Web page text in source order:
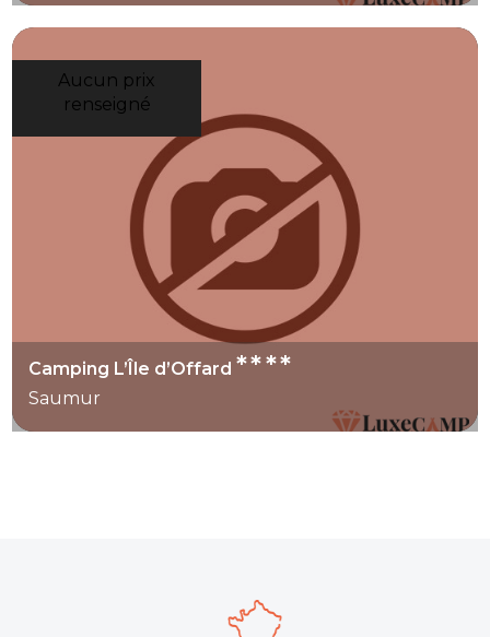
Aucun prix
renseigné
Camping L’Île d’Offard****
Saumur